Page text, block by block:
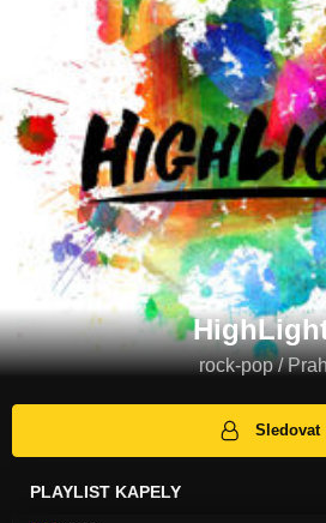
rock-pop /
Sledovat
PLAYLIST KAPELY